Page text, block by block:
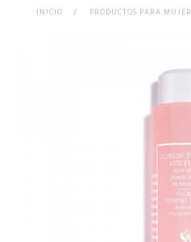
INICIO > PRODUCTOS PARA MUJER